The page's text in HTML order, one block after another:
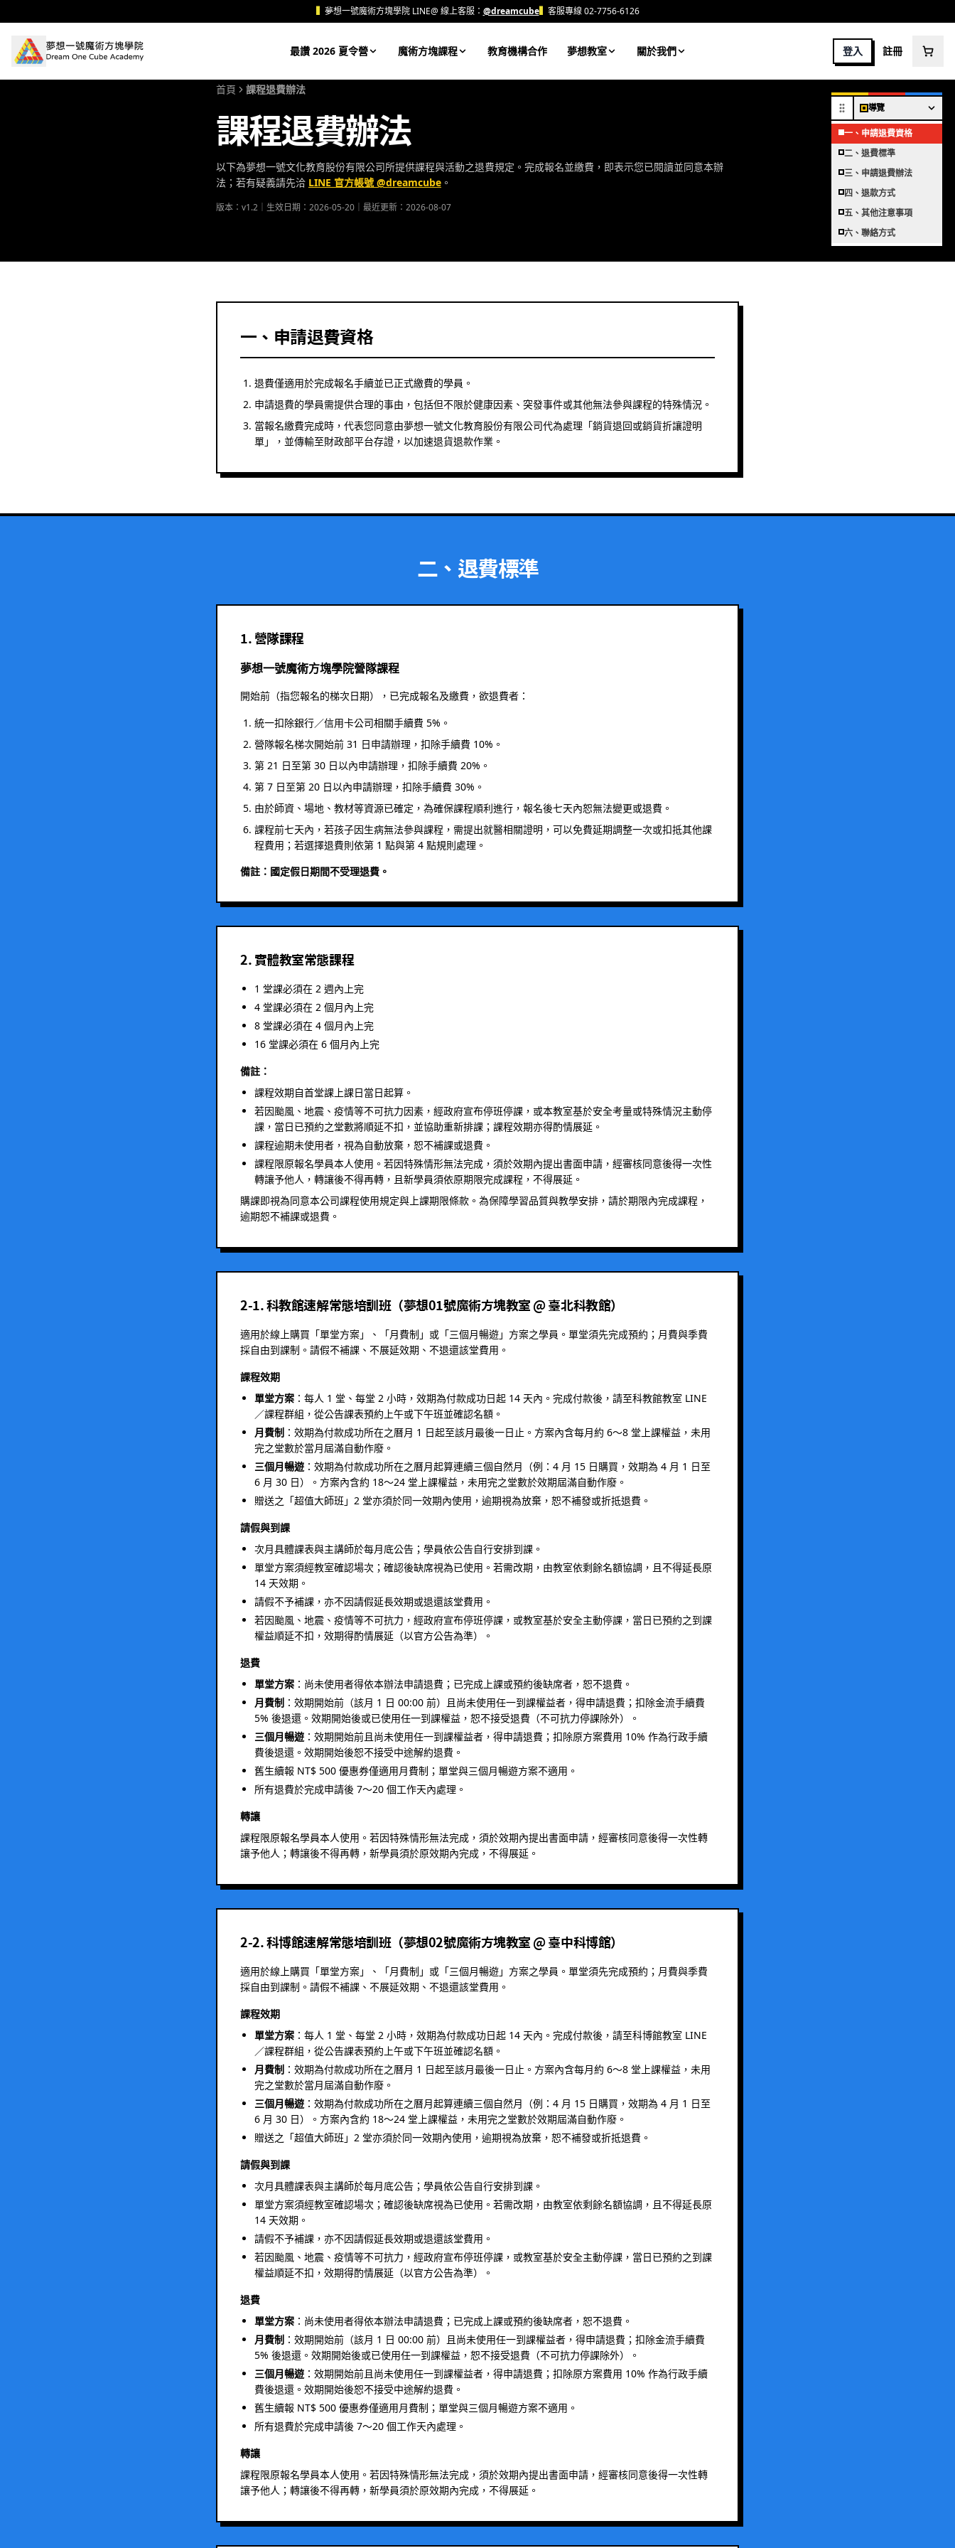
導覽
一、申請退費資格
二、退費標準
三、申請退費辦法
四、退款方式
五、其他注意事項
六、聯絡方式
夢想一號魔術方塊學院 LINE@ 線上客服： @dreamcube▍ 客服專線 02-7756-6126
最讚 2026 夏令營 魔術方塊課程 教育機構合作 夢想教室 關於我們 登入 註冊
首頁 課程退費辦法
課程退費辦法
以下為夢想一號文化教育股份有限公司所提供課程與活動之退費規定。完成報名並繳費，即表示您已閱讀並同意本辦
法；若有疑義請先洽 LINE 官方帳號 @dreamcube 。
版本：v1.2｜生效日期：2026-05-20｜最近更新：2026-08-07
一、申請退費資格
退費僅適用於完成報名手續並已正式繳費的學員。
申請退費的學員需提供合理的事由，包括但不限於健康因素、突發事件或其他無法參與課程的特殊情況。
當報名繳費完成時，代表您同意由夢想一號文化教育股份有限公司代為處理「銷貨退回或銷貨折讓證明
單」，並傳輸至財政部平台存證，以加速退貨退款作業。
二、退費標準
1. 營隊課程
夢想一號魔術方塊學院營隊課程
開始前（指您報名的梯次日期），已完成報名及繳費，欲退費者：
統一扣除銀行／信用卡公司相關手續費 5%。
營隊報名梯次開始前 31 日申請辦理，扣除手續費 10%。
第 21 日至第 30 日以內申請辦理，扣除手續費 20%。
第 7 日至第 20 日以內申請辦理，扣除手續費 30%。
由於師資、場地、教材等資源已確定，為確保課程順利進行，報名後七天內恕無法變更或退費。
課程前七天內，若孩子因生病無法參與課程，需提出就醫相關證明，可以免費延期調整一次或扣抵其他課
程費用；若選擇退費則依第 1 點與第 4 點規則處理。
備註：國定假日期間不受理退費。
2. 實體教室常態課程
1 堂課必須在 2 週內上完
4 堂課必須在 2 個月內上完
8 堂課必須在 4 個月內上完
16 堂課必須在 6 個月內上完
備註：
課程效期自首堂課上課日當日起算。
若因颱風、地震、疫情等不可抗力因素，經政府宣布停班停課，或本教室基於安全考量或特殊情況主動停
課，當日已預約之堂數將順延不扣，並協助重新排課；課程效期亦得酌情展延。
課程逾期未使用者，視為自動放棄，恕不補課或退費。
課程限原報名學員本人使用。若因特殊情形無法完成，須於效期內提出書面申請，經審核同意後得一次性
轉讓予他人，轉讓後不得再轉，且新學員須依原期限完成課程，不得展延。
購課即視為同意本公司課程使用規定與上課期限條款。為保障學習品質與教學安排，請於期限內完成課程，
逾期恕不補課或退費。
2-1. 科教館速解常態培訓班（夢想01號魔術方塊教室 @ 臺北科教館）
適用於線上購買「單堂方案」、「月費制」或「三個月暢遊」方案之學員。單堂須先完成預約；月費與季費
採自由到課制。請假不補課、不展延效期、不退還該堂費用。
課程效期
單堂方案 ：每人 1 堂、每堂 2 小時，效期為付款成功日起 14 天內。完成付款後，請至科教館教室 LINE
／課程群組，從公告課表預約上午或下午班並確認名額。
月費制 ：效期為付款成功所在之曆月 1 日起至該月最後一日止。方案內含每月約 6～8 堂上課權益，未用
完之堂數於當月屆滿自動作廢。
三個月暢遊 ：效期為付款成功所在之曆月起算連續三個自然月（例：4 月 15 日購買，效期為 4 月 1 日至
6 月 30 日）。方案內含約 18～24 堂上課權益，未用完之堂數於效期屆滿自動作廢。
贈送之「超值大師班」2 堂亦須於同一效期內使用，逾期視為放棄，恕不補發或折抵退費。
請假與到課
次月具體課表與主講師於每月底公告；學員依公告自行安排到課。
單堂方案須經教室確認場次；確認後缺席視為已使用。若需改期，由教室依剩餘名額協調，且不得延長原
14 天效期。
請假不予補課，亦不因請假延長效期或退還該堂費用。
若因颱風、地震、疫情等不可抗力，經政府宣布停班停課，或教室基於安全主動停課，當日已預約之到課
權益順延不扣，效期得酌情展延（以官方公告為準）。
退費
單堂方案 ：尚未使用者得依本辦法申請退費；已完成上課或預約後缺席者，恕不退費。
月費制 ：效期開始前（該月 1 日 00:00 前）且尚未使用任一到課權益者，得申請退費；扣除金流手續費
5% 後退還。效期開始後或已使用任一到課權益，恕不接受退費（不可抗力停課除外）。
三個月暢遊 ：效期開始前且尚未使用任一到課權益者，得申請退費；扣除原方案費用 10% 作為行政手續
費後退還。效期開始後恕不接受中途解約退費。
舊生續報 NT$ 500 優惠券僅適用月費制；單堂與三個月暢遊方案不適用。
所有退費於完成申請後 7～20 個工作天內處理。
轉讓
課程限原報名學員本人使用。若因特殊情形無法完成，須於效期內提出書面申請，經審核同意後得一次性轉
讓予他人；轉讓後不得再轉，新學員須於原效期內完成，不得展延。
2-2. 科博館速解常態培訓班（夢想02號魔術方塊教室 @ 臺中科博館）
適用於線上購買「單堂方案」、「月費制」或「三個月暢遊」方案之學員。單堂須先完成預約；月費與季費
採自由到課制。請假不補課、不展延效期、不退還該堂費用。
課程效期
單堂方案 ：每人 1 堂、每堂 2 小時，效期為付款成功日起 14 天內。完成付款後，請至科博館教室 LINE
／課程群組，從公告課表預約上午或下午班並確認名額。
月費制 ：效期為付款成功所在之曆月 1 日起至該月最後一日止。方案內含每月約 6～8 堂上課權益，未用
完之堂數於當月屆滿自動作廢。
三個月暢遊 ：效期為付款成功所在之曆月起算連續三個自然月（例：4 月 15 日購買，效期為 4 月 1 日至
6 月 30 日）。方案內含約 18～24 堂上課權益，未用完之堂數於效期屆滿自動作廢。
贈送之「超值大師班」2 堂亦須於同一效期內使用，逾期視為放棄，恕不補發或折抵退費。
請假與到課
次月具體課表與主講師於每月底公告；學員依公告自行安排到課。
單堂方案須經教室確認場次；確認後缺席視為已使用。若需改期，由教室依剩餘名額協調，且不得延長原
14 天效期。
請假不予補課，亦不因請假延長效期或退還該堂費用。
若因颱風、地震、疫情等不可抗力，經政府宣布停班停課，或教室基於安全主動停課，當日已預約之到課
權益順延不扣，效期得酌情展延（以官方公告為準）。
退費
單堂方案 ：尚未使用者得依本辦法申請退費；已完成上課或預約後缺席者，恕不退費。
月費制 ：效期開始前（該月 1 日 00:00 前）且尚未使用任一到課權益者，得申請退費；扣除金流手續費
5% 後退還。效期開始後或已使用任一到課權益，恕不接受退費（不可抗力停課除外）。
三個月暢遊 ：效期開始前且尚未使用任一到課權益者，得申請退費；扣除原方案費用 10% 作為行政手續
費後退還。效期開始後恕不接受中途解約退費。
舊生續報 NT$ 500 優惠券僅適用月費制；單堂與三個月暢遊方案不適用。
所有退費於完成申請後 7～20 個工作天內處理。
轉讓
課程限原報名學員本人使用。若因特殊情形無法完成，須於效期內提出書面申請，經審核同意後得一次性轉
讓予他人；轉讓後不得再轉，新學員須於原效期內完成，不得展延。